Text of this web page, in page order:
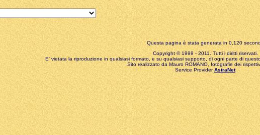
Questa pagina è stata generata in 0,120
Copyright © 1999 - 2011. Tutti i diritti riservati.
E' vietata la riproduzione in qualsiasi formato, e su qualsiasi supporto, di ogni parte di
Sito realizzato da Mauro ROMANO, fotografie dei
Service ProviderAstraNet